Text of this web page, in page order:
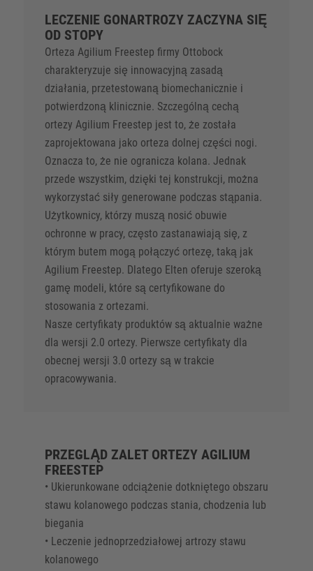
LECZENIE GONARTROZY ZACZYNA SIĘ
OD STOPY
Orteza Agilium Freestep firmy Ottobock
charakteryzuje się innowacyjną zasadą
działania, przetestowaną biomechanicznie i
potwierdzoną klinicznie. Szczególną cechą
ortezy Agilium Freestep jest to, że została
zaprojektowana jako orteza dolnej części nogi.
Oznacza to, że nie ogranicza kolana. Jednak
przede wszystkim, dzięki tej konstrukcji, można
wykorzystać siły generowane podczas stąpania.
Użytkownicy, którzy muszą nosić obuwie
ochronne w pracy, często zastanawiają się, z
którym butem mogą połączyć ortezę, taką jak
Agilium Freestep. Dlatego Elten oferuje szeroką
gamę modeli, które są certyfikowane do
stosowania z ortezami.
Nasze certyfikaty produktów są aktualnie ważne
dla wersji 2.0 ortezy. Pierwsze certyfikaty dla
obecnej wersji 3.0 ortezy są w trakcie
opracowywania.
PRZEGLĄD ZALET ORTEZY AGILIUM
FREESTEP
• Ukierunkowane odciążenie dotkniętego obszaru
stawu kolanowego podczas stania, chodzenia lub
biegania
• Leczenie jednoprzedziałowej artrozy stawu
kolanowego